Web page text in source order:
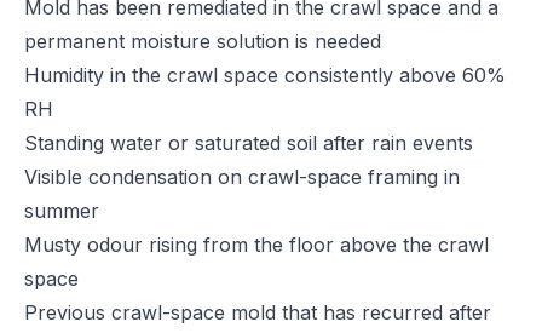
Mold has been remediated in the crawl space and a
permanent moisture solution is needed
Humidity in the crawl space consistently above 60%
RH
Standing water or saturated soil after rain events
Visible condensation on crawl-space framing in
summer
Musty odour rising from the floor above the crawl
space
Previous crawl-space mold that has recurred after